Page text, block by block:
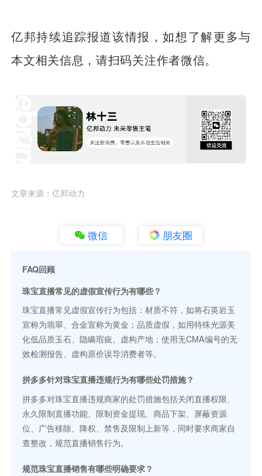
亿邦持续追踪报道该情报，如想了解更多与
本文相关信息，请扫码关注作者微信。
文章来源：亿邦动力
微信 朋友圈
FAQ回顾
珠宝直播常见的虚假宣传行为有哪些？
珠宝直播常见虚假宣传行为包括：材质不符，如将石英岩玉
宣称为翡翠、合金宣称为黄金；品质虚假，如用特殊光源美
化低品质玉石、隐瞒瑕疵、虚构产地；使用无CMA编号的无
效检测报告、虚构原价误导消费者等。
拼多多针对珠宝直播违规行为有哪些处罚措施？
拼多多对珠宝直播违规商家的处罚措施包括关闭直播权限、
永久限制直播功能、限制资金提现、商品下架、屏蔽资源
位、广告移除、降权、禁售及限制上新等，同时要求商家自
查整改，规范直播销售行为。
规范珠宝直播销售有哪些明确要求？